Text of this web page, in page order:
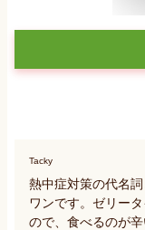
Tacky
熱中症対策の代名
ワンです。ゼリー
ので、食べるのが